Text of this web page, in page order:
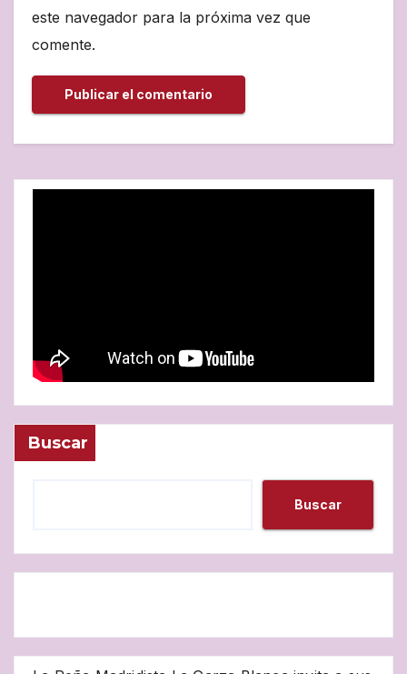
este navegador para la próxima vez que
comente.
Buscar
Buscar